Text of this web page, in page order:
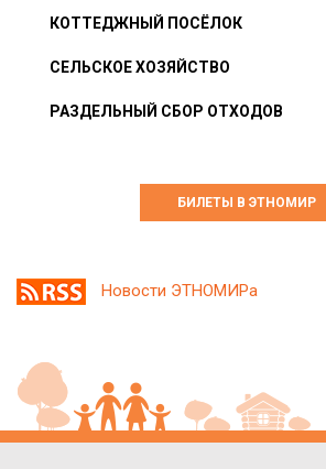
КОТТЕДЖНЫЙ ПОСЁЛОК
СЕЛЬСКОЕ ХОЗЯЙСТВО
РАЗДЕЛЬНЫЙ СБОР ОТХОДОВ
БИЛЕТЫ В ЭТНОМИР
Новости ЭТНОМИРа